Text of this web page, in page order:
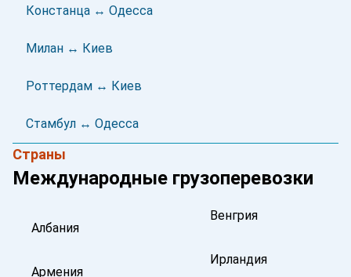
Констанца ↔ Одесса
Милан ↔ Киев
Роттердам ↔ Киев
Стамбул ↔ Одесса
Страны
Международные грузоперевозки
Албания
Армения
Венгрия
Ирландия